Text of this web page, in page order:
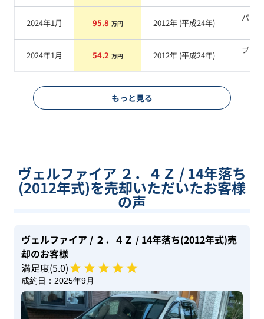
2024年1月 95.8 万円 2012年 (平成24年)
パー
2024年1月 54.2 万円 2012年 (平成24年)
ブラ
もっと見る
ヴェルファイア ２．４Ｚ / 14年落ち
(2012年式)を売却いただいたお客様
の声
ヴェルファイア / ２．４Ｚ / 14年落ち(2012年式)売
却のお客様
満足度(5.0)
成約日： 2025年9月